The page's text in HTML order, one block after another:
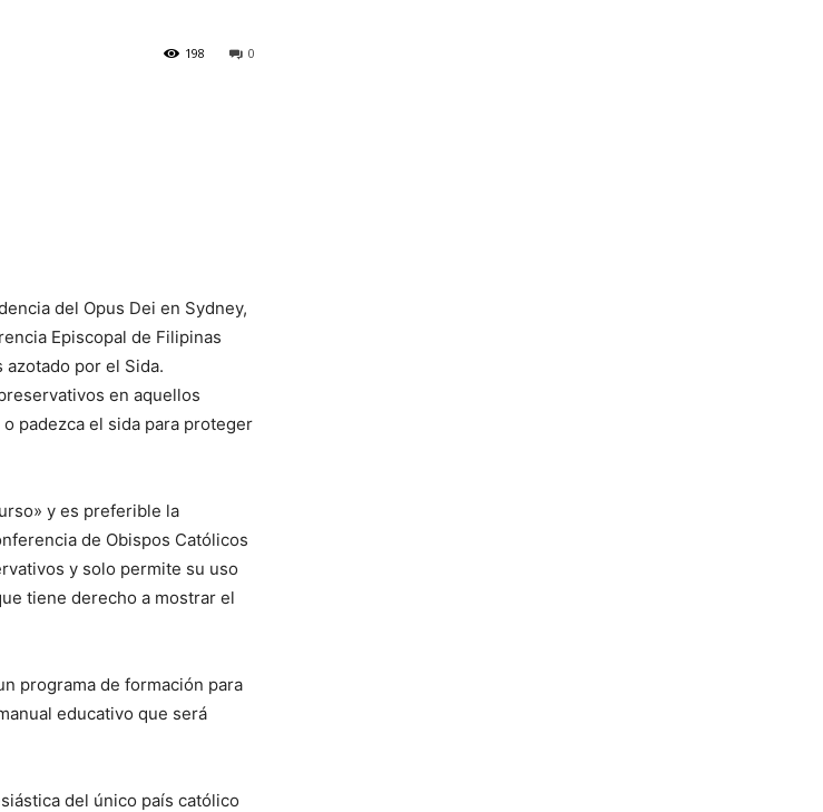
0
198
del Opus Dei en Sydney,
Episcopal de Filipinas
por el Sida.
en aquellos
padezca el sida para proteger
y es preferible la
de Obispos Católicos
y solo permite su uso
tiene derecho a mostrar el
programa de formación para
educativo que será
del único país católico